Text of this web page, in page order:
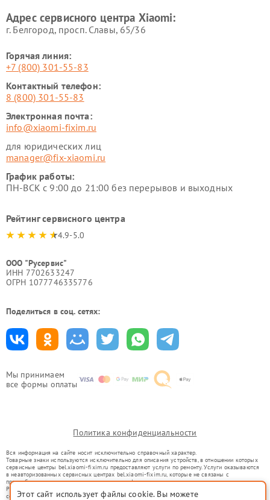
Мы принимаем
все формы оплаты
Адрес сервисного центра Xiaomi:
г. Белгород, просп. Славы, 65/36
Горячая линия:
+7 (800) 301-55-83
Контактный телефон:
8 (800) 301-55-83
Электронная почта:
info@xiaomi-fixim.ru
для юридических лиц
manager@fix-xiaomi.ru
График работы:
ПН-ВСК с 9:00 до 21:00 без перерывов и выходных
Рейтинг сервисного центра
4.9-5.0
ООО "Русервис"
ИНН 7702633247
ОГРН 1077746335776
Поделиться в соц. сетях:
Политика конфиденциальности
Вся информация на сайте носит исключительно справочный характер.
Товарные знаки используются исключительно для описания устройств, в отношении которых
сервисные центры bel.xiaomi-fixim.ru предоставляют услуги по ремонту. Услуги оказываются
в неавторизованных сервисных центрах bel.xiaomi-fixim.ru, которые не связаны с
правообладателями товарных знаков или их официальными представителями.
Ремонт осуществляется для устройств, уже введенных в гражданский оборот в соответствии
со статьей 1487 ГК РФ.
Этот сайт использует файлы cookie. Вы можете